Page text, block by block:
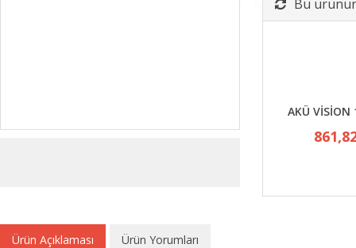
Bu
AKÜ VİSİON
Ürün Açıklaması Ürün Yorumları